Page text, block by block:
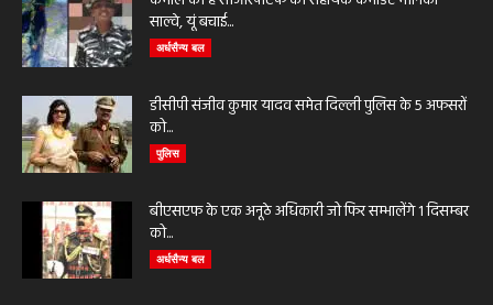
साल्वे, यूं बचाई...
अर्धसैन्य बल
डीसीपी संजीव कुमार यादव समेत दिल्ली पुलिस के 5 अफसरों
को...
पुलिस
बीएसएफ के एक अनूठे अधिकारी जो फिर सम्भालेंगे 1 दिसम्बर
को...
अर्धसैन्य बल